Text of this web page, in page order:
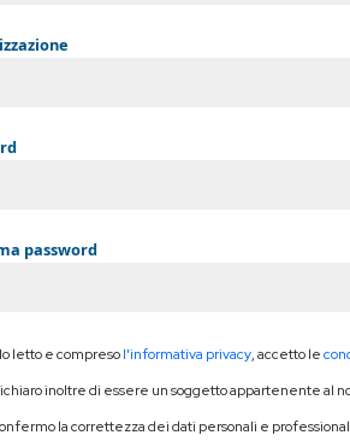
password
letto e compresol'informativa privacy, accetto le
inoltre di essere un soggetto appartenente al
la correttezza dei dati personali e